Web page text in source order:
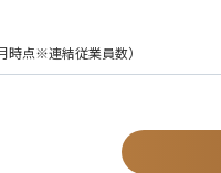
化：ランサムウェアやサプライチ
が不足：境界型防御だけでは不十
：アラート過多、ツール乱立、属
ンス設計：防御に加え、侵害時
CRTO/GPEN/CCSP/
等情報セキュリティやITリスクマネ
ィ戦略・ポリシー策定やガバナン
導入・運用経験、CSIRT/SOC業務
時点※連結従業員数）